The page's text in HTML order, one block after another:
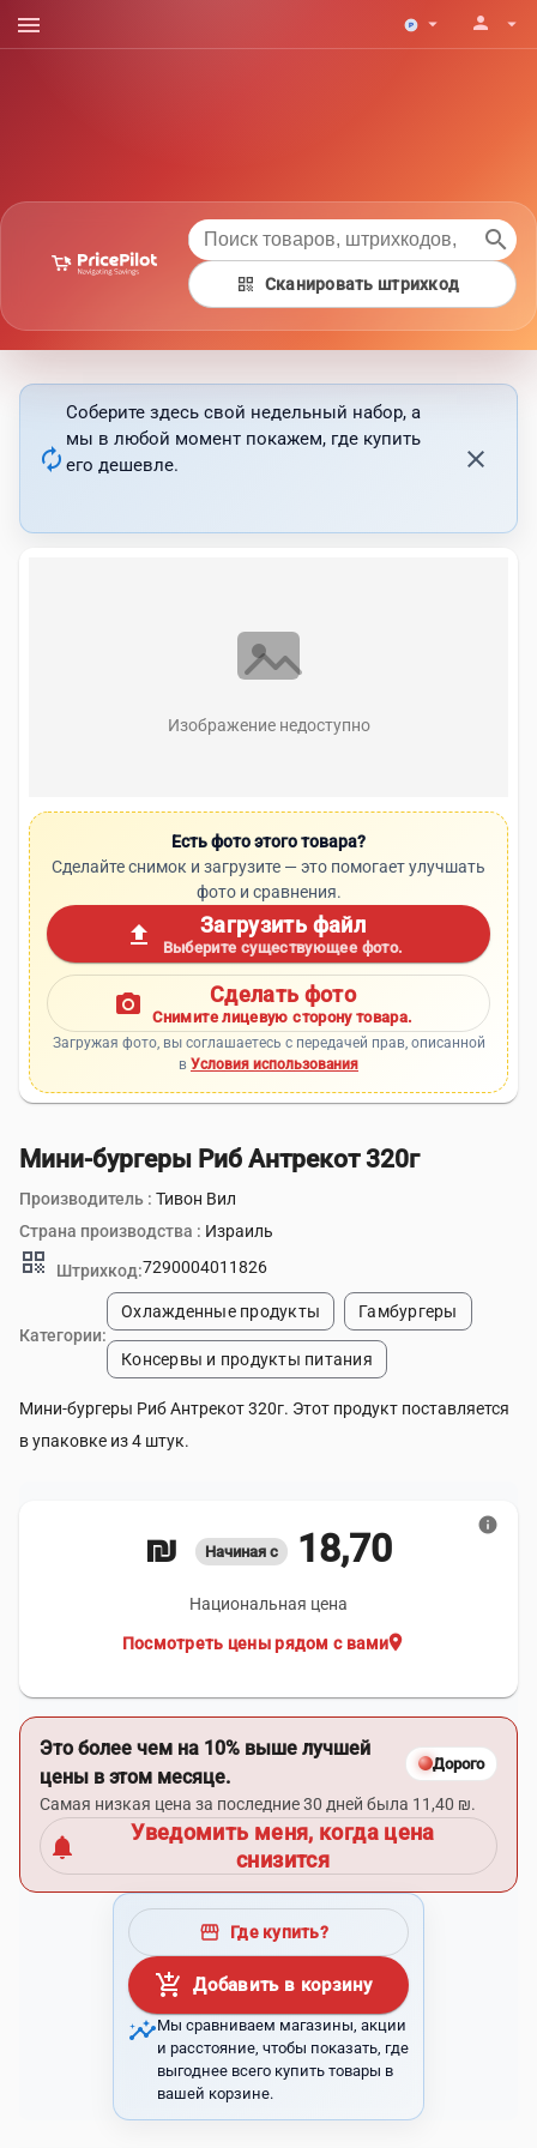
menu arrow_drop_down person arrow_drop_down
search
qr_code Сканировать штрихкод
autorenew
Соберите здесь свой недельный набор, а
мы в любой момент покажем, где купить
его дешевле.
close
Изображение недоступно
Есть фото этого товара?
Сделайте снимок и загрузите — это помогает улучшать
фото и сравнения.
upload Загрузить файл
Выберите существующее фото.
photo_camera Сделать фото
Снимите лицевую сторону товара.
Загружая фото, вы соглашаетесь с передачей прав, описанной
в Условия использования
Мини-бургеры Риб Антрекот 320г
Производитель : Тивон Вил
Страна производства : Израиль
qr_code Штрихкод:7290004011826
Категории:
Охлажденные продукты Гамбургеры
Консервы и продукты питания
Мини-бургеры Риб Антрекот 320г. Этот продукт поставляется
в упаковке из 4 штук.
Начиная с 18,70 ₪
Национальная цена
location_on
Посмотреть цены рядом с вами
info
Это более чем на 10% выше лучшей
цены в этом месяце.
Дорого
Самая низкая цена за последние 30 дней была 11,40 ₪.
notifications
Уведомить меня, когда цена
снизится
storefront Где купить?
add_shopping_cart Добавить в корзину
insightsМы сравниваем магазины, акции
и расстояние, чтобы показать, где
выгоднее всего купить товары в
вашей корзине.